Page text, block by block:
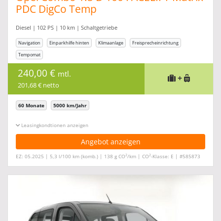
PDC DigCo Temp
Diesel | 102 PS | 10 km | Schaltgetriebe
Navigation Einparkhilfe hinten Klimaanlage
Freisprecheinrichtung
Tempomat
240,00 € mtl.
201,68 € netto
+
60 Monate 5000 km/Jahr
Leasingkonditionen ein-/ausblenden
Angebot anzeigen
EZ: 05.2025 | 5,3 l/100 km (komb.) | 138 g CO2/km | CO2-Klasse: E | #585873